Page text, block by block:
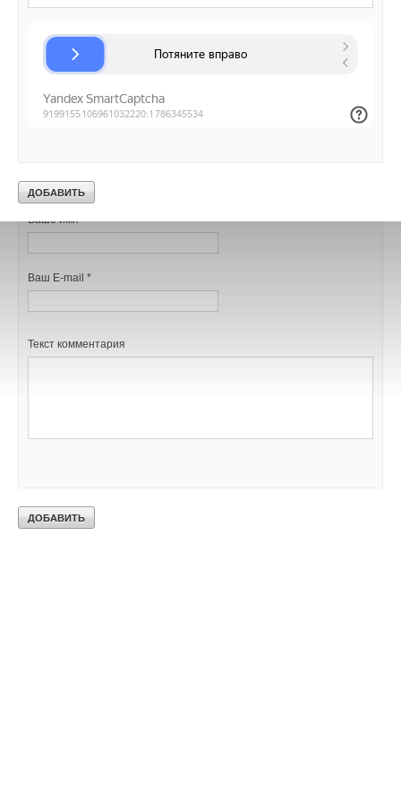
Уведомления отключены
Добавить комментарий
Ваше имя *
Ваш E-mail *
Текст комментария